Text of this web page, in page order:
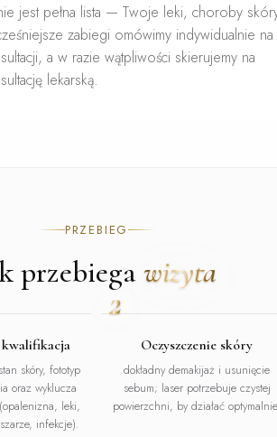
jest pełna lista — Twoje leki, choroby
zabiegi omówimy indywidualnie na
a w razie wątpliwości skierujemy na
lekarską.
PRZEBIEG
przebiegawizyta
skóry, fototyp
oraz wyklucza
leki,
infekcje).
2
Oczyszczenie skóry
dokładny demakijaż i usunięcie
sebum; laser potrzebuje czystej
powierzchni, by działać